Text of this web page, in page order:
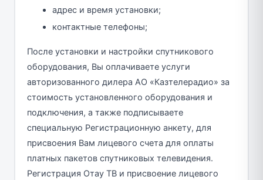
адрес и время установки;
контактные телефоны;
После установки и настройки спутникового
оборудования, Вы оплачиваете услуги
авторизованного дилера АО «Казтелерадио» за
стоимость установленного оборудования и
подключения, а также подписываете
специальную Регистрационную анкету, для
присвоения Вам лицевого счета для оплаты
платных пакетов спутниковых телевидения.
Регистрация Отау ТВ и присвоение лицевого